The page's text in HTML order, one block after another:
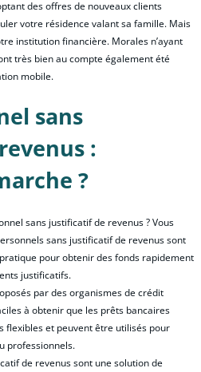
des offres de nouveaux clients
votre résidence valant sa famille. Mais
institution financière. Morales n’ayant
très bien au compte également été
mobile.
sans
:
?
sans justificatif de revenus ? Vous
sans justificatif de revenus sont
pour obtenir des fonds rapidement
justificatifs.
par des organismes de crédit
à obtenir que les prêts bancaires
flexibles et peuvent être utilisés pour
professionnels.
de revenus sont une solution de